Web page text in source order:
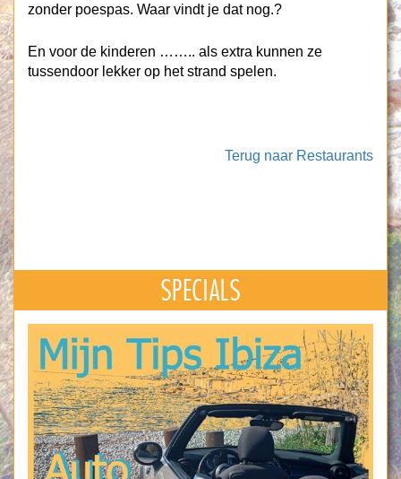
zonder poespas. Waar vindt je dat nog.?
En voor de kinderen …….. als extra kunnen ze
tussendoor lekker op het strand spelen.
Terug naar Restaurants
SPECIALS